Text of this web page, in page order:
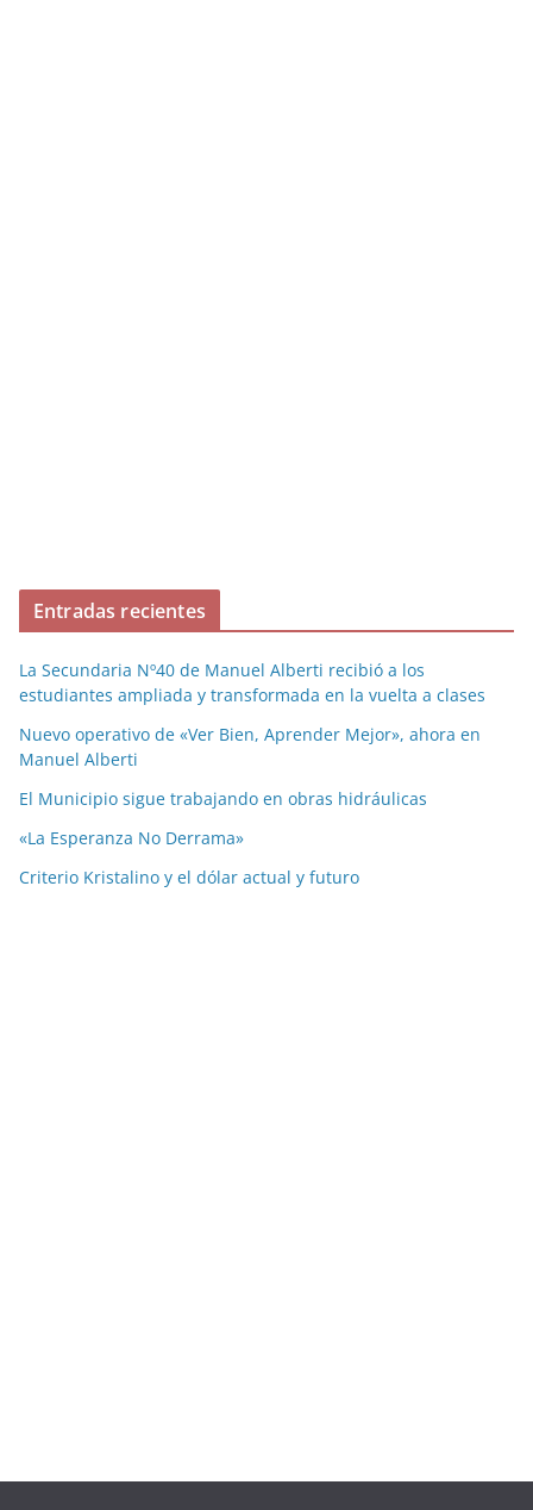
Entradas recientes
La Secundaria Nº40 de Manuel Alberti recibió a los
estudiantes ampliada y transformada en la vuelta a clases
Nuevo operativo de «Ver Bien, Aprender Mejor», ahora en
Manuel Alberti
El Municipio sigue trabajando en obras hidráulicas
«La Esperanza No Derrama»
Criterio Kristalino y el dólar actual y futuro